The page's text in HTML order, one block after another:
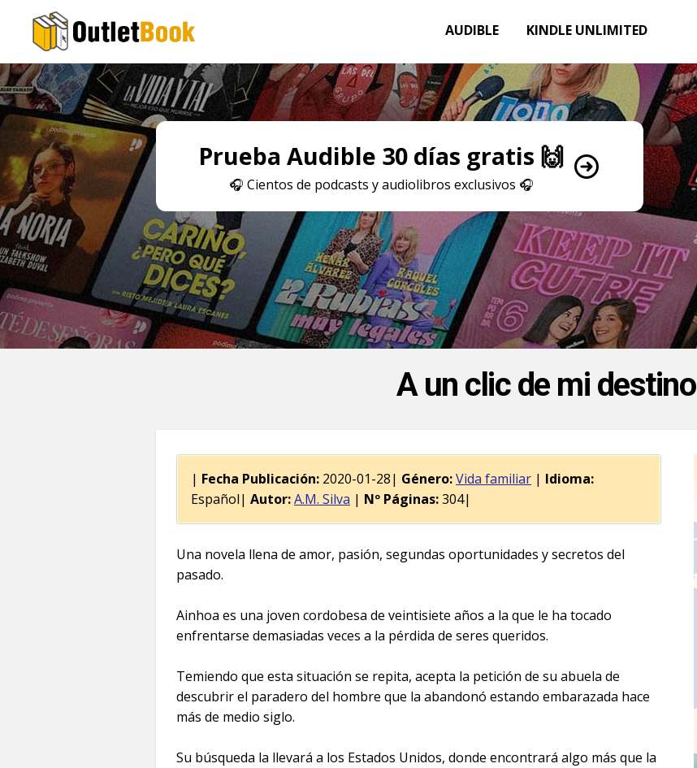
AUDIBLE KINDLE UNLIMITED
Prueba Audible 30 días gratis 🙌
🎧 Cientos de podcasts y audiolibros exclusivos 🎧
A un clic de mi destino
| Fecha Publicación: 2020-01-28| Género:Vida familiar | Idioma:
Español| Autor:A.M. Silva | Nº Páginas:304|
Una novela llena de amor, pasión, segundas oportunidades y secretos del
pasado.
Ainhoa es una joven cordobesa de veintisiete años a la que le ha tocado
enfrentarse demasiadas veces a la pérdida de seres queridos.
Temiendo que esta situación se repita, acepta la petición de su abuela de
descubrir el paradero del hombre que la abandonó estando embarazada hace
más de medio siglo.
Su búsqueda la llevará a los Estados Unidos, donde encontrará algo más que la